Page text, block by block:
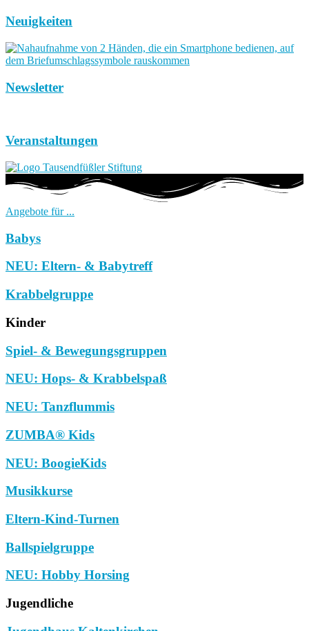
Neuigkeiten
Newsletter
Veranstaltungen
Angebote für ...
Babys
NEU: Eltern- & Babytreff
Krabbelgruppe
Kinder
Spiel- & Bewegungsgruppen
NEU: Hops- & Krabbelspaß
NEU: Tanzflummis
ZUMBA® Kids
NEU: BoogieKids
Musikkurse
Eltern-Kind-Turnen
Ballspielgruppe
NEU: Hobby Horsing
Jugendliche